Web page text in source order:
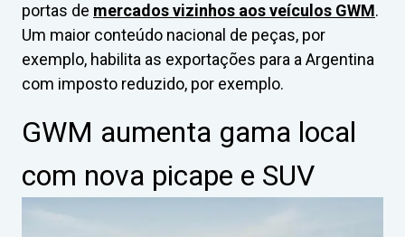
portas de mercados vizinhos aos veículos GWM.
Um maior conteúdo nacional de peças, por
exemplo, habilita as exportações para a Argentina
com imposto reduzido, por exemplo.
GWM aumenta gama local
com nova picape e SUV